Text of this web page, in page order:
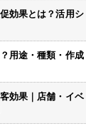
効果とは？活用シ
用途・種類・作成
効果｜店舗・イベ